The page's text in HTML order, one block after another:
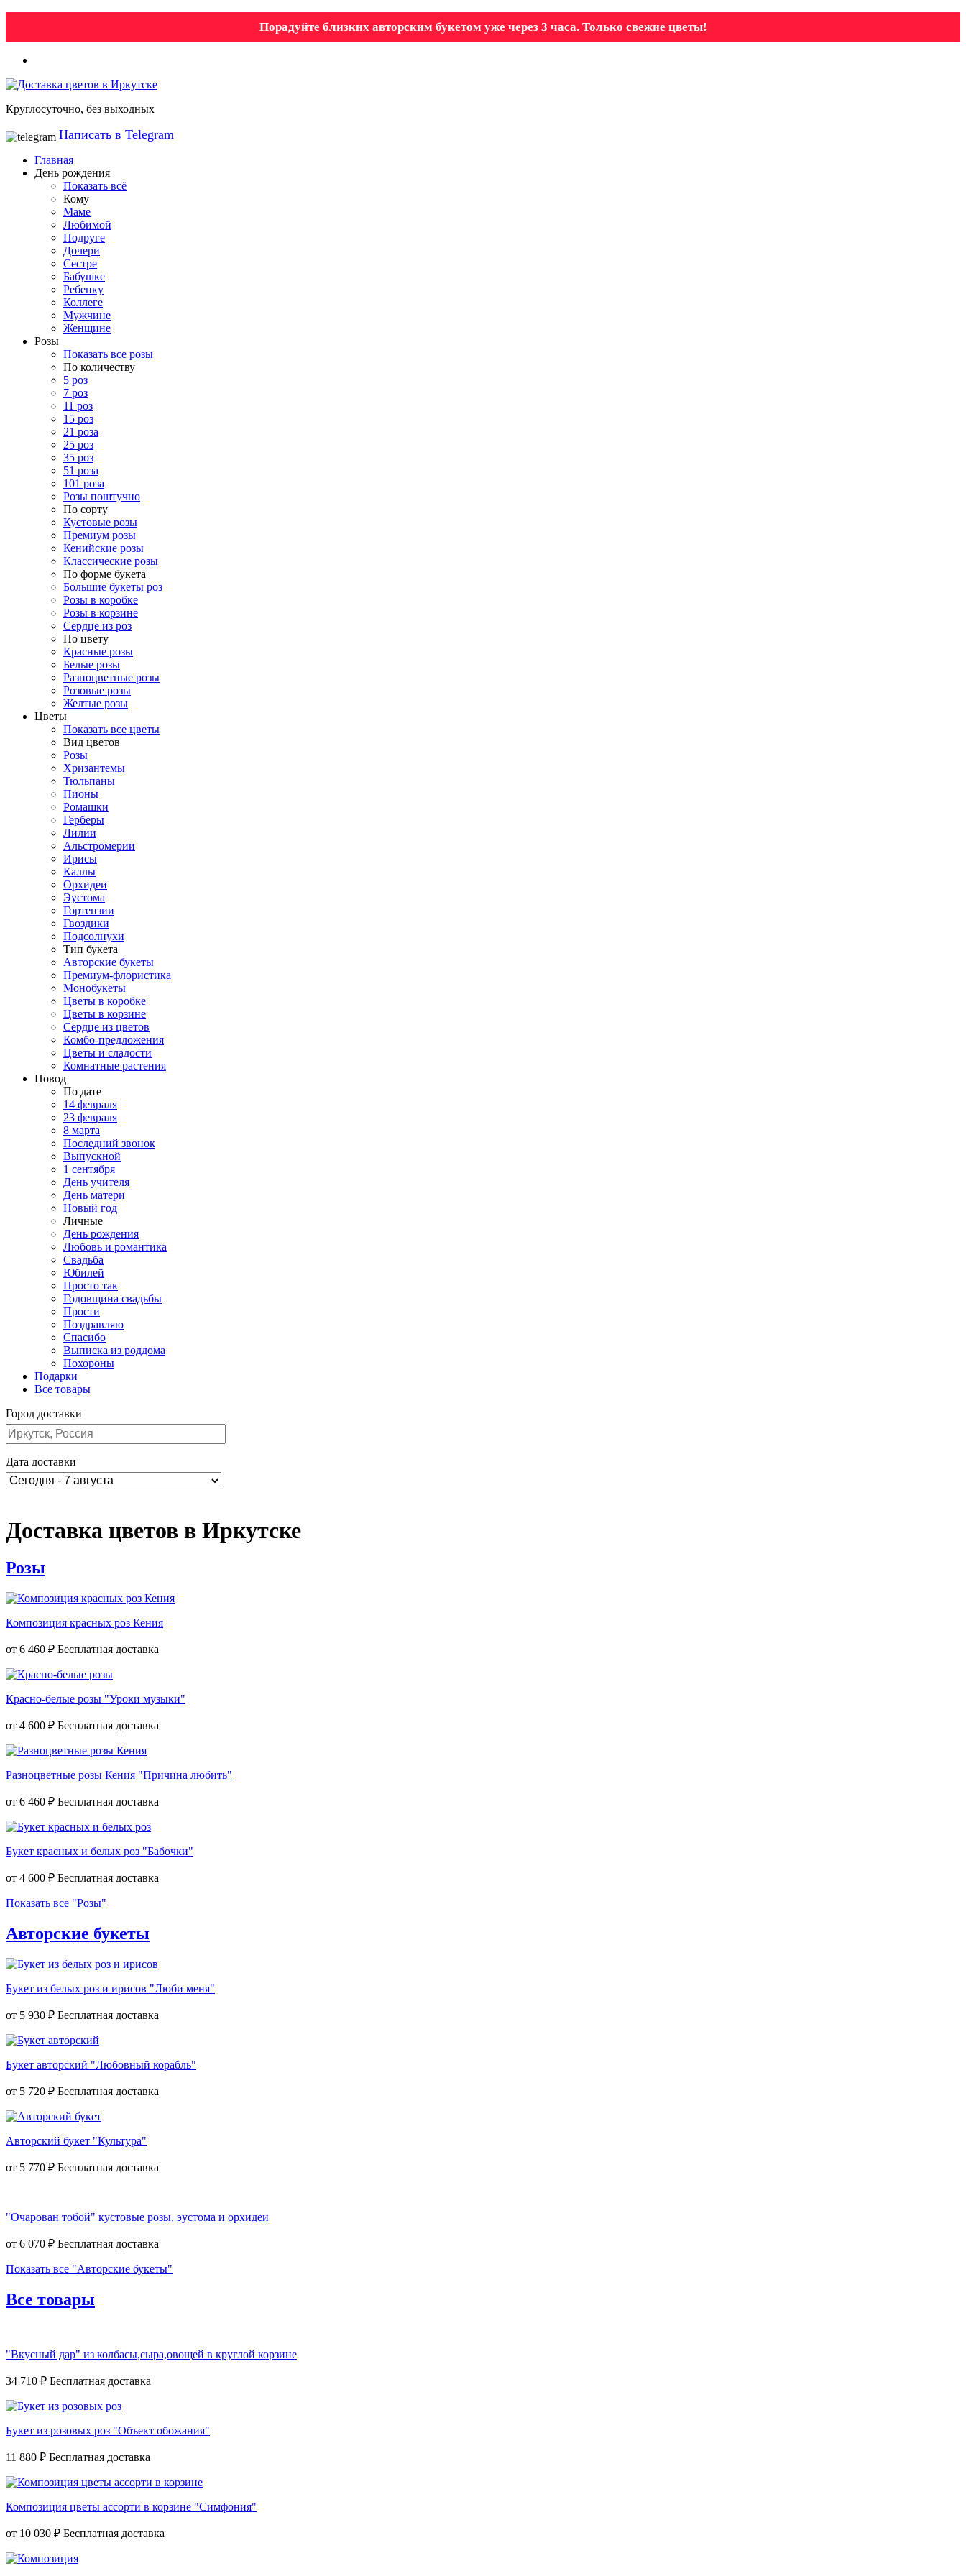
Порадуйте близких авторским букетом уже через 3 часа. Только свежие цветы!
Круглосуточно, без выходных
Написать в Telegram
Главная
День рождения
Показать всё
Кому
Маме
Любимой
Подруге
Дочери
Сестре
Бабушке
Ребенку
Коллеге
Мужчине
Женщине
Розы
Показать все розы
По количеству
5 роз
7 роз
11 роз
15 роз
21 роза
25 роз
35 роз
51 роза
101 роза
Розы поштучно
По сорту
Кустовые розы
Премиум розы
Кенийские розы
Классические розы
По форме букета
Большие букеты роз
Розы в коробке
Розы в корзине
Сердце из роз
По цвету
Красные розы
Белые розы
Разноцветные розы
Розовые розы
Желтые розы
Цветы
Показать все цветы
Вид цветов
Розы
Хризантемы
Тюльпаны
Пионы
Ромашки
Герберы
Лилии
Альстромерии
Ирисы
Каллы
Орхидеи
Эустома
Гортензии
Гвоздики
Подсолнухи
Тип букета
Авторские букеты
Премиум-флористика
Монобукеты
Цветы в коробке
Цветы в корзине
Сердце из цветов
Комбо-предложения
Цветы и сладости
Комнатные растения
Повод
По дате
14 февраля
23 февраля
8 марта
Последний звонок
Выпускной
1 сентября
День учителя
День матери
Новый год
Личные
День рождения
Любовь и романтика
Свадьба
Юбилей
Просто так
Годовщина свадьбы
Прости
Поздравляю
Спасибо
Выписка из роддома
Похороны
Подарки
Все товары
Город доставки
Дата доставки
Доставка цветов в Иркутске
Розы
Композиция красных роз Кения
от 6 460 ₽
Красно-белые розы "Уроки музыки"
от 4 600 ₽
Разноцветные розы Кения "Причина любить"
от 6 460 ₽
Букет красных и белых роз "Бабочки"
от 4 600 ₽
Показать все "Розы"
Авторские букеты
Букет из белых роз и ирисов "Люби меня"
от 5 930 ₽
Букет авторский "Любовный корабль"
от 5 720 ₽
Авторский букет "Культура"
от 5 770 ₽
"Очарован тобой" кустовые розы, эустома и орхидеи
от 6 070 ₽
Показать все "Авторские букеты"
Все товары
"Вкусный дар" из колбасы,сыра,овощей в круглой корзине
34 710 ₽
Букет из розовых роз "Объект обожания"
11 880 ₽
Композиция цветы ассорти в корзине "Симфония"
от 10 030 ₽